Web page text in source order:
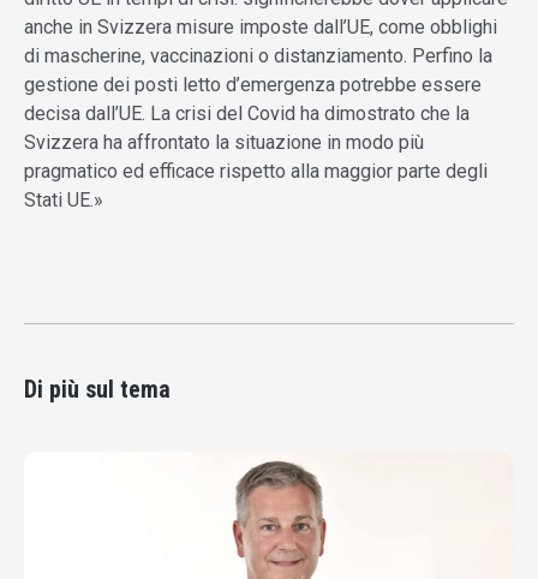
anche in Svizzera misure imposte dall’UE, come obblighi
di mascherine, vaccinazioni o distanziamento. Perfino la
gestione dei posti letto d’emergenza potrebbe essere
decisa dall’UE. La crisi del Covid ha dimostrato che la
Svizzera ha affrontato la situazione in modo più
pragmatico ed efficace rispetto alla maggior parte degli
Stati UE.»
Di più sul tema